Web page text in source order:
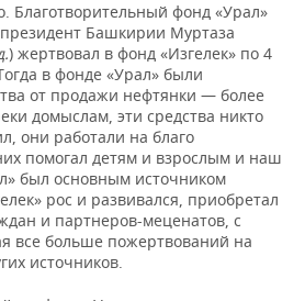
Благотворительный фонд «Урал»
Башкирии Муртаза
) жертвовал в фонд «Изгелек» по 4
в фонде «Урал» были
от продажи нефтянки — более
домыслам, эти средства никто
они работали на благо
помогал детям и взрослым и наш
был основным источником
рос и развивался, приобретал
и партнеров-меценатов, с
все больше пожертвований на
источников.